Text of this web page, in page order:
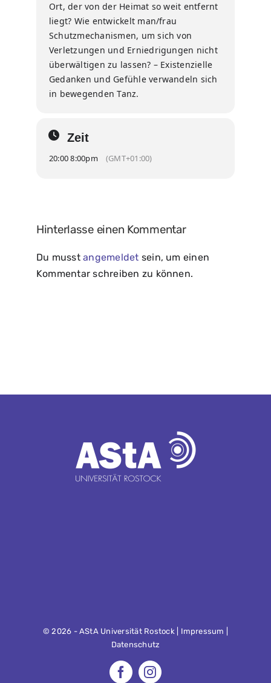
Ort, der von der Heimat so weit entfernt
liegt? Wie entwickelt man/frau
Schutzmechanismen, um sich von
Verletzungen und Erniedrigungen nicht
überwältigen zu lassen? – Existenzielle
Gedanken und Gefühle verwandeln sich
in bewegenden Tanz.
Zeit
20:00 8:00pm (GMT+01:00)
Hinterlasse einen Kommentar
Du musstangemeldet sein, um einen
Kommentar schreiben zu können.
©2026 - AStA Universität Rostock | Impressum
Datenschutz
FacebookInstagram